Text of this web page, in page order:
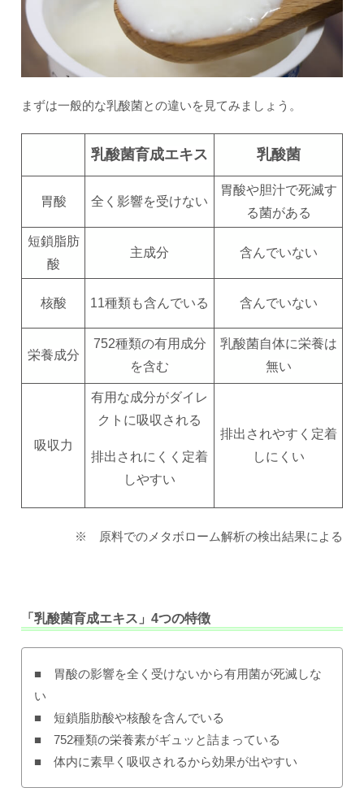
まずは一般的な乳酸菌との違いを見てみましょう。
乳酸菌育成エキス 乳酸菌
胃酸 全く影響を受けない
胃酸や胆汁で死滅す
る菌がある
短鎖脂肪
酸
主成分 含んでいない
核酸 11種類も含んでいる 含んでいない
栄養成分
752種類の有用成分
を含む
乳酸菌自体に栄養は
無い
吸収力
有用な成分がダイレ
クトに吸収される
排出されにくく定着
しやすい
排出されやすく定着
しにくい
※ 原料でのメタボローム解析の検出結果による
「乳酸菌育成エキス」4つの特徴
■ 胃酸の影響を全く受けないから有用菌が死滅しな
い
■ 短鎖脂肪酸や核酸を含んでいる
■ 752種類の栄養素がギュッと詰まっている
■ 体内に素早く吸収されるから効果が出やすい